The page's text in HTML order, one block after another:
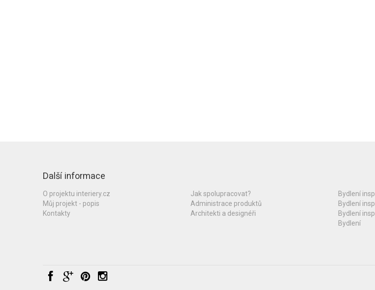
Další informace
O projektu interiery.cz
Můj projekt - popis
Kontakty
Jak spolupracovat?
Administrace produktů
Architekti a designéři
Bydlení
Bydlení
Bydlení
Bydlení